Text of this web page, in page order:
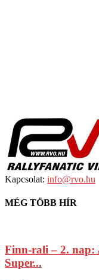
Kapcsolat: info@rvo.hu
MÉG TÖBB HÍR
Finn-rali – 2. nap:
Super...